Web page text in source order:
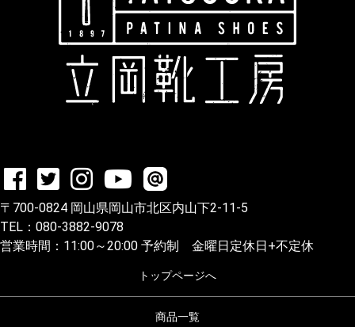
〒700-0824 岡山県岡山市北区内山下2-11-5
TEL：080-3882-9078
営業時間：11:00～20:00 予約制 金曜日定休日+不定休
トップページへ
商品一覧